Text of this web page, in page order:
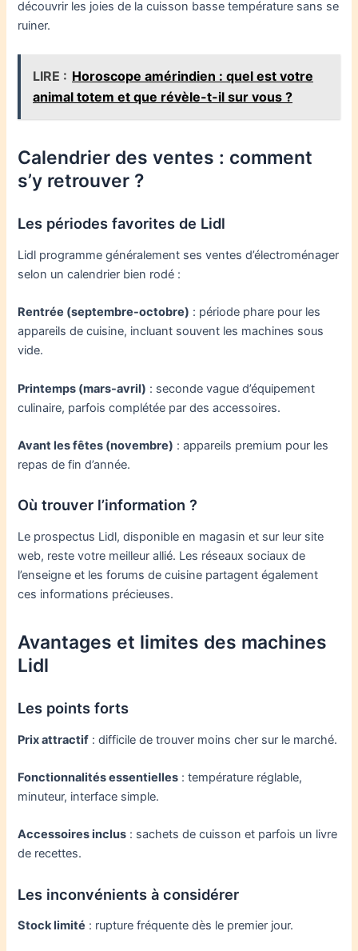
découvrir les joies de la cuisson basse température sans se
ruiner.
LIRE : Horoscope amérindien : quel est votre
animal totem et que révèle-t-il sur vous ?
Calendrier des ventes : comment
s’y retrouver ?
Les périodes favorites de Lidl
Lidl programme généralement ses ventes d’électroménager
selon un calendrier bien rodé :
Rentrée (septembre-octobre) : période phare pour les
appareils de cuisine, incluant souvent les machines sous
vide.
Printemps (mars-avril) : seconde vague d’équipement
culinaire, parfois complétée par des accessoires.
Avant les fêtes (novembre) : appareils premium pour les
repas de fin d’année.
Où trouver l’information ?
Le prospectus Lidl, disponible en magasin et sur leur site
web, reste votre meilleur allié. Les réseaux sociaux de
l’enseigne et les forums de cuisine partagent également
ces informations précieuses.
Avantages et limites des machines
Lidl
Les points forts
Prix attractif : difficile de trouver moins cher sur le marché.
Fonctionnalités essentielles : température réglable,
minuteur, interface simple.
Accessoires inclus : sachets de cuisson et parfois un livre
de recettes.
Les inconvénients à considérer
Stock limité : rupture fréquente dès le premier jour.